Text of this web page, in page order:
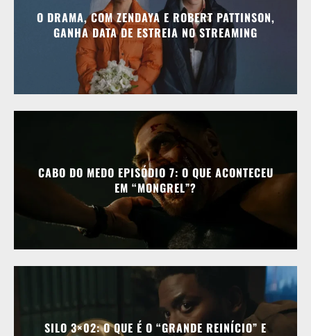
O DRAMA, COM ZENDAYA E ROBERT PATTINSON,
GANHA DATA DE ESTREIA NO STREAMING
CABO DO MEDO EPISÓDIO 7: O QUE ACONTECEU
EM “MONGREL”?
SILO 3×02: O QUE É O “GRANDE REINÍCIO” E